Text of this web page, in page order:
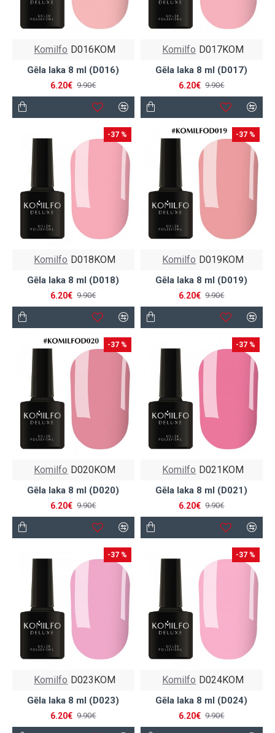
Komilfo D016KOM
Gēla laka 8 ml (D016)
6.20€ 9.90€
Komilfo D017KOM
Gēla laka 8 ml (D017)
6.20€ 9.90€
-37 %
Komilfo D018KOM
Gēla laka 8 ml (D018)
6.20€ 9.90€
-37 %
Komilfo D019KOM
Gēla laka 8 ml (D019)
6.20€ 9.90€
-37 %
Komilfo D020KOM
Gēla laka 8 ml (D020)
6.20€ 9.90€
-37 %
Komilfo D021KOM
Gēla laka 8 ml (D021)
6.20€ 9.90€
-37 %
Komilfo D023KOM
Gēla laka 8 ml (D023)
6.20€ 9.90€
-37 %
Komilfo D024KOM
Gēla laka 8 ml (D024)
6.20€ 9.90€